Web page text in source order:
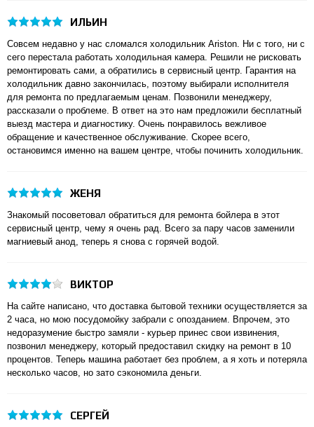
ИЛЬИН
Совсем недавно у нас сломался холодильник Ariston. Ни с того, ни с
сего перестала работать холодильная камера. Решили не рисковать
ремонтировать сами, а обратились в сервисный центр. Гарантия на
холодильник давно закончилась, поэтому выбирали исполнителя
для ремонта по предлагаемым ценам. Позвонили менеджеру,
рассказали о проблеме. В ответ на это нам предложили бесплатный
выезд мастера и диагностику. Очень понравилось вежливое
обращение и качественное обслуживание. Скорее всего,
остановимся именно на вашем центре, чтобы починить холодильник.
ЖЕНЯ
Знакомый посоветовал обратиться для ремонта бойлера в этот
сервисный центр, чему я очень рад. Всего за пару часов заменили
магниевый анод, теперь я снова с горячей водой.
ВИКТОР
На сайте написано, что доставка бытовой техники осуществляется за
2 часа, но мою посудомойку забрали с опозданием. Впрочем, это
недоразумение быстро замяли - курьер принес свои извинения,
позвонил менеджеру, который предоставил скидку на ремонт в 10
процентов. Теперь машина работает без проблем, а я хоть и потеряла
несколько часов, но зато сэкономила деньги.
СЕРГЕЙ